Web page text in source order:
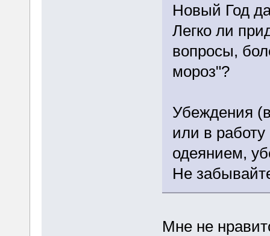
Новый Год
Легко ли
вопросы,
мороз"?
Убеждения
или в
одеянием,
Не
Мне не